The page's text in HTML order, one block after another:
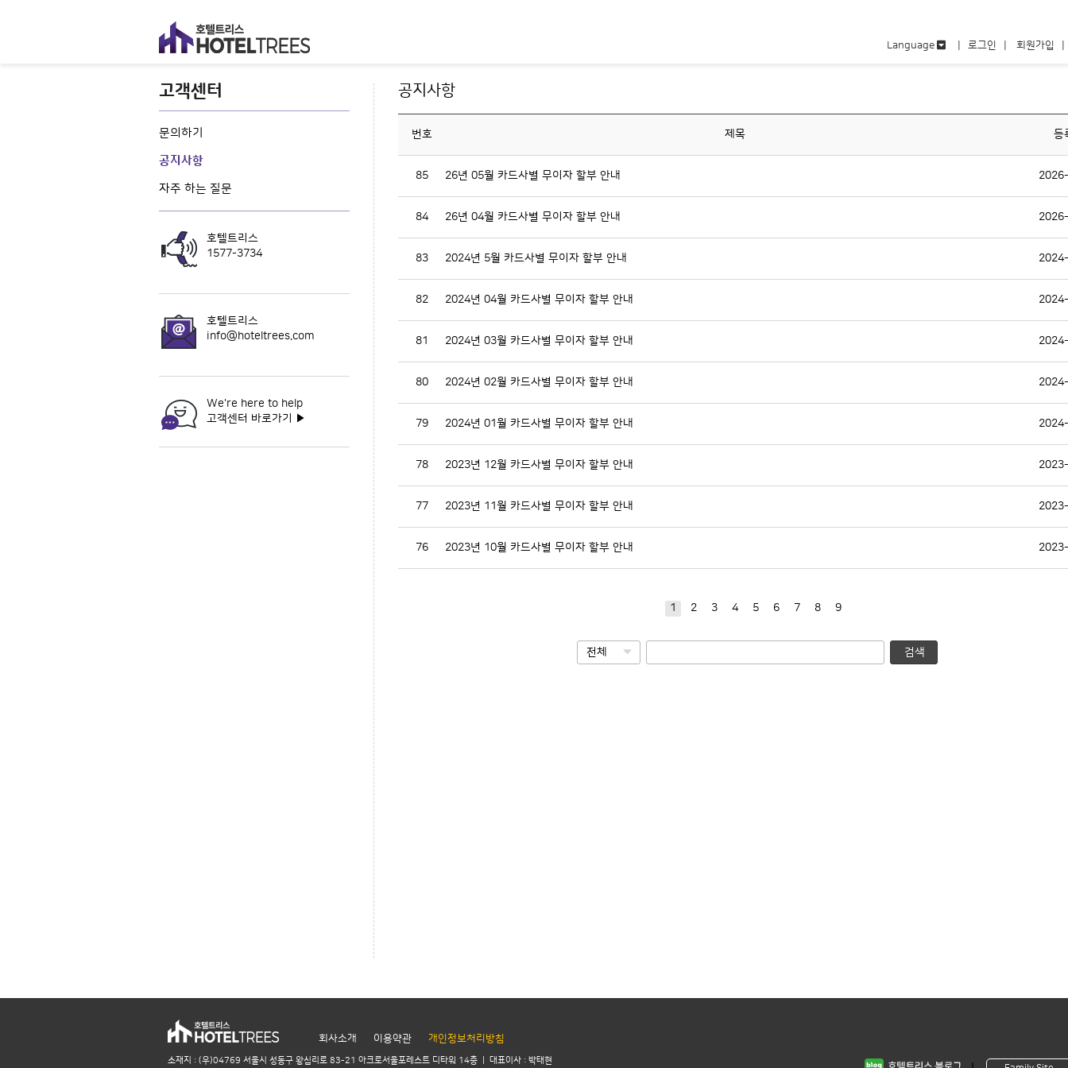
Language 로그인 회원가입
고객센터
문의하기
공지사항
자주 하는 질문
호텔트리스
1577-3734
호텔트리스
info@hoteltrees.com
We're here to help
고객센터 바로가기
▶
공지사항
번호 제목 등
85 26년 05월 카드사별 무이자 할부 안내
84 26년 04월 카드사별 무이자 할부 안내
83 2024년 5월 카드사별 무이자 할부 안내
82 2024년 04월 카드사별 무이자 할부 안내
81 2024년 03월 카드사별 무이자 할부 안내
80 2024년 02월 카드사별 무이자 할부 안내
79 2024년 01월 카드사별 무이자 할부 안내
78 2023년 12월 카드사별 무이자 할부 안내
77 2023년 11월 카드사별 무이자 할부 안내
76 2023년 10월 카드사별 무이자 할부 안내
1 2 3 4 5 6 7 8 9
전체 검색
회사소개 이용약관 개인정보처리방침
소재지 : (우)04769 서울시 성동구 왕십리로 83-21 아크로서울포레스트 디타워 14층 | 대표이사 : 박태현